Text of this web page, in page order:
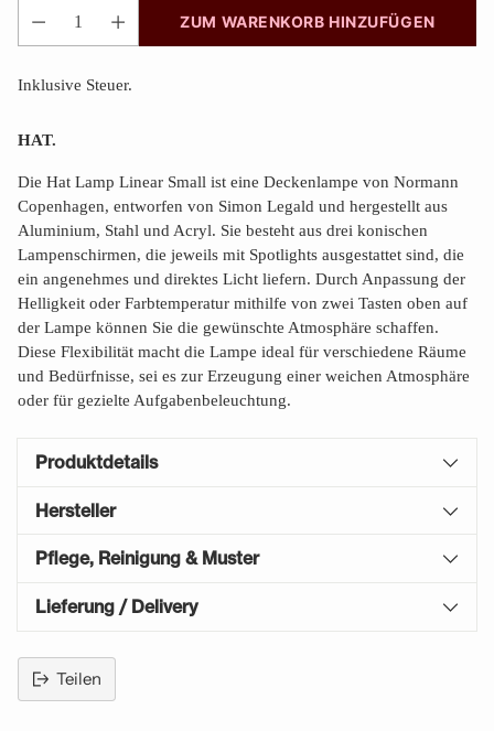
Anzahl
ZUM WARENKORB HINZUFÜGEN
Inklusive Steuer.
HAT.
Die Hat Lamp Linear Small ist eine Deckenlampe von Normann
Copenhagen, entworfen von Simon Legald und hergestellt aus
Aluminium, Stahl und Acryl. Sie besteht aus drei konischen
Lampenschirmen, die jeweils mit Spotlights ausgestattet sind, die
ein angenehmes und direktes Licht liefern. Durch Anpassung der
Helligkeit oder Farbtemperatur mithilfe von zwei Tasten oben auf
der Lampe können Sie die gewünschte Atmosphäre schaffen.
Diese Flexibilität macht die Lampe ideal für verschiedene Räume
und Bedürfnisse, sei es zur Erzeugung einer weichen Atmosphäre
oder für gezielte Aufgabenbeleuchtung.
Produktdetails
Hersteller
Pflege, Reinigung & Muster
Lieferung / Delivery
Teilen